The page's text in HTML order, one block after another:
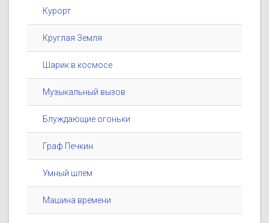
Курорт
Круглая Земля
Шарик в космосе
Музыкальный вызов
Блуждающие огоньки
Граф Печкин
Умный шлем
Машина времени